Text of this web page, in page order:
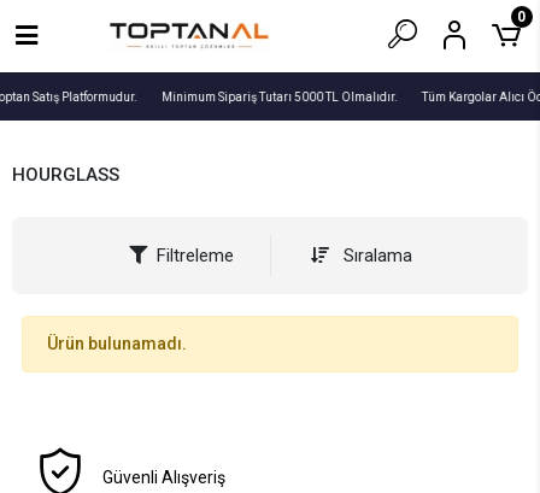
Satış Platformudur. Minimum Sipariş Tutarı 5000 TL Olmalıdır. Tüm Kargolar Alıcı
0
HOURGLASS
Filtreleme Sıralama
Ürün bulunamadı.
Güvenli Alışveriş